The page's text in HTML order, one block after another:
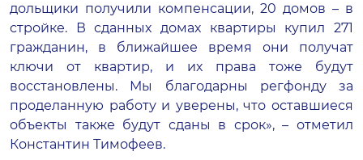
дольщики получили компенсации, 20 домов – в
стройке. В сданных домах квартиры купил 271
гражданин, в ближайшее время они получат
ключи от квартир, и их права тоже будут
восстановлены. Мы благодарны регфонду за
проделанную работу и уверены, что оставшиеся
объекты также будут сданы в срок», – отметил
Константин Тимофеев.